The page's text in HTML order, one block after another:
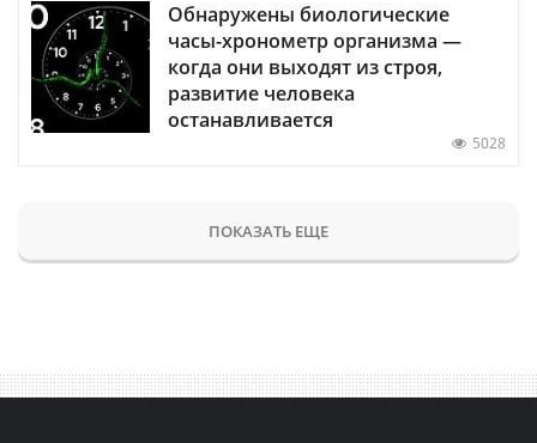
Обнаружены биологические
часы-хронометр организма —
когда они выходят из строя,
развитие человека
останавливается
5028
ПОКАЗАТЬ ЕЩЕ